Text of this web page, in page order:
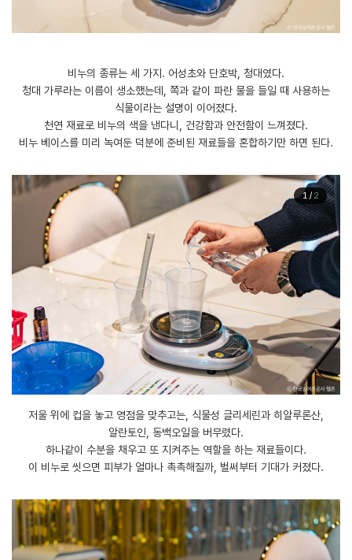
비누의 종류는 세 가지. 어성초와 단호박, 청대였다.
청대 가루라는 이름이 생소했는데, 쪽과 같이 파란 물을 들일 때 사용하는
식물이라는 설명이 이어졌다.
천연 재료로 비누의 색을 낸다니, 건강함과 안전함이 느껴졌다.
비누 베이스를 미리 녹여둔 덕분에 준비된 재료들을 혼합하기만 하면 된다.
1/ 2
저울 위에 컵을 놓고 영점을 맞추고는, 식물성 글리세린과 히알루론산,
알란토인, 동백오일을 버무렸다.
하나같이 수분을 채우고 또 지켜주는 역할을 하는 재료들이다.
이 비누로 씻으면 피부가 얼마나 촉촉해질까, 벌써부터 기대가 커졌다.